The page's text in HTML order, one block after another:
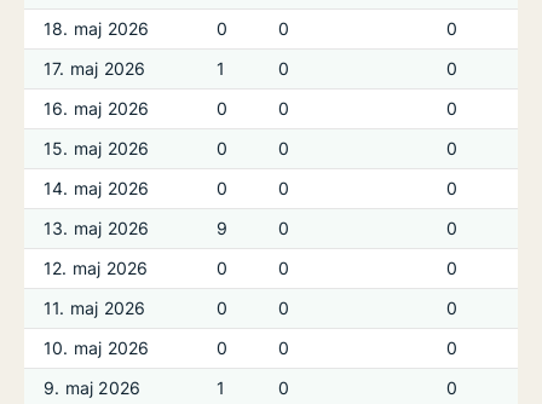
18. maj 2026
0 0
0
17. maj 2026
1 0
0
16. maj 2026
0 0
0
15. maj 2026
0 0
0
14. maj 2026
0 0
0
13. maj 2026
9 0
0
12. maj 2026
0 0
0
11. maj 2026
0 0
0
10. maj 2026
0 0
0
9. maj 2026
1 0
0